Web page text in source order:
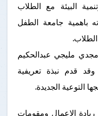
البيئة مع الطلاب
باهمية جامعة الطفل
مجدي مليجي عبدالحكيم
وقد قدم نبذة تعريفية
التوعية الجديدة.
الاعمال ومقومات